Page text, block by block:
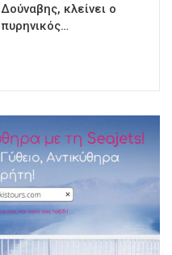
Δούναβης, κλείνει ο
πυρηνικός…